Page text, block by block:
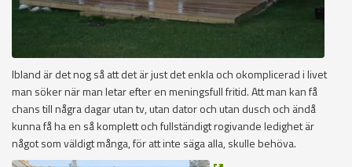
Ibland är det nog så att det är just det enkla och okomplicerad i livet
man söker när man letar efter en meningsfull fritid. Att man kan få
chans till några dagar utan tv, utan dator och utan dusch och ändå
kunna få ha en så komplett och fullständigt rogivande ledighet är
något som väldigt många, för att inte säga alla, skulle behöva.